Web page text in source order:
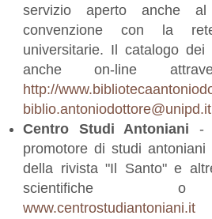
servizio aperto anche
convenzione con la
universitarie. Il catalogo
anche on-line
http://
biblio.antoniodottore@unipd.it
Centro Studi Antoniani -
promotore di studi
della rivista "Il Santo" e
scientifiche o
www.centrostudiantoniani.it